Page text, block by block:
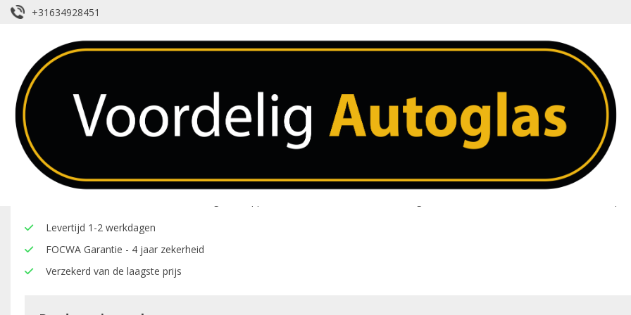
+31634928451
Achterruit – Opel – Agila – Verwarming – Donker Groen
Over dit product
Levertijd 1-2 werkdagen
FOCWA Garantie - 4 jaar zekerheid
Verzekerd van de laagste prijs